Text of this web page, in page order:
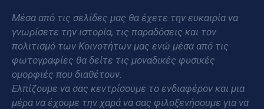
Μέσα από τις σελίδες μας θα έχετε την ευκαιρία να
γνωρίσετε την ιστορία, τις παραδόσεις και τον
πολιτισμό των Κοινοτήτων μας ενώ μέσα από τις
φωτογραφίες θα δείτε τις μοναδικές φυσικές
ομορφιές που διαθέτουν.
Ελπίζουμε να σας κεντρίσουμε το ενδιαφέρον και μια
μέρα να έχουμε την χαρά να σας φιλοξενήσουμε για να